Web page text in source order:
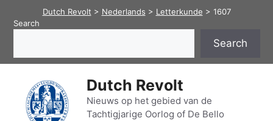
Dutch Revolt > Nederlands > Letterkunde > 1607
Search
Search
Dutch Revolt
Nieuws op het gebied van de
Tachtigjarige Oorlog of De Bello